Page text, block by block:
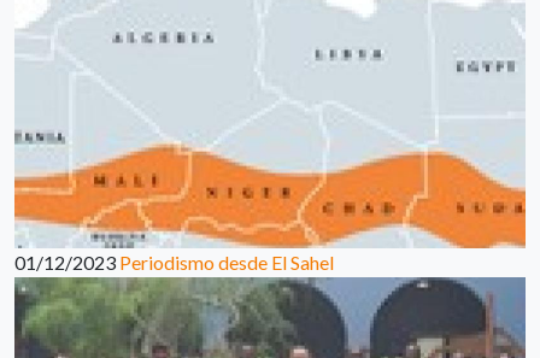
01/12/2023 Periodismo desde El Sahel